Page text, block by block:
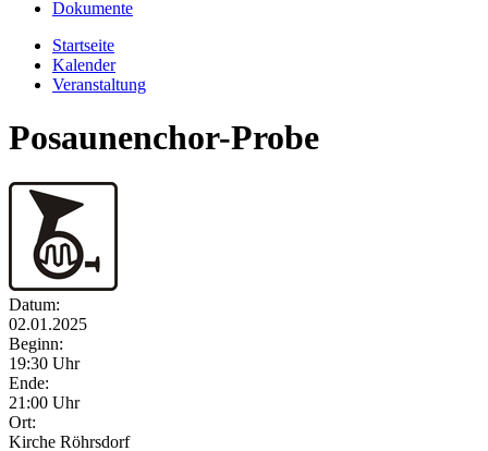
Dokumente
Startseite
Kalender
Veranstaltung
Posaunenchor-Probe
Datum:
02.01.2025
Beginn:
19:30 Uhr
Ende:
21:00 Uhr
Ort:
Kirche Röhrsdorf